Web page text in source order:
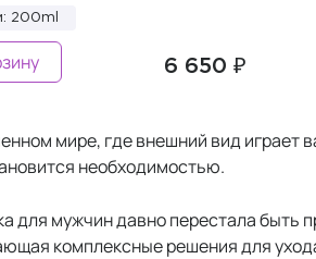
200ml
6 650 ₽
мире, где внешний вид играет
необходимостью.
для мужчин давно перестала быть
комплексные решения для